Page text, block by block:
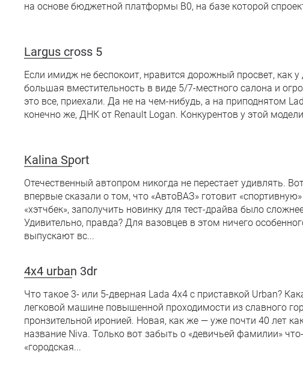
на основе бюджетной платформы B0, на базе которой
Largus cross 5
Если имидж не беспокоит, нравится дорожный просвет, как
большая вместительность в виде 5/7-местного салона и
это все, приехали. Да не на чем-нибудь, а на приподнятом
конечно же, ДНК от Renault Logan. Конкурентов у этой
Kalina Sport
Отечественный автопром никогда не перестает удивлять.
впервые сказали о том, что «АвтоВАЗ» готовит
«хэтчбек», заполучить новинку для тест-драйва было
Удивительно, правда? Для вазовцев в этом ничего
выпускают вс...
4x4 urban 3dr
Что такое 3- или 5-дверная Lada 4x4 с приставкой Urban?
легковой машине повышенной проходимости из славного
пронзительной иронией. Новая, как же — уже почти 40 лет
название Niva. Только вот забыть о «девичьей фамилии»
«городская...